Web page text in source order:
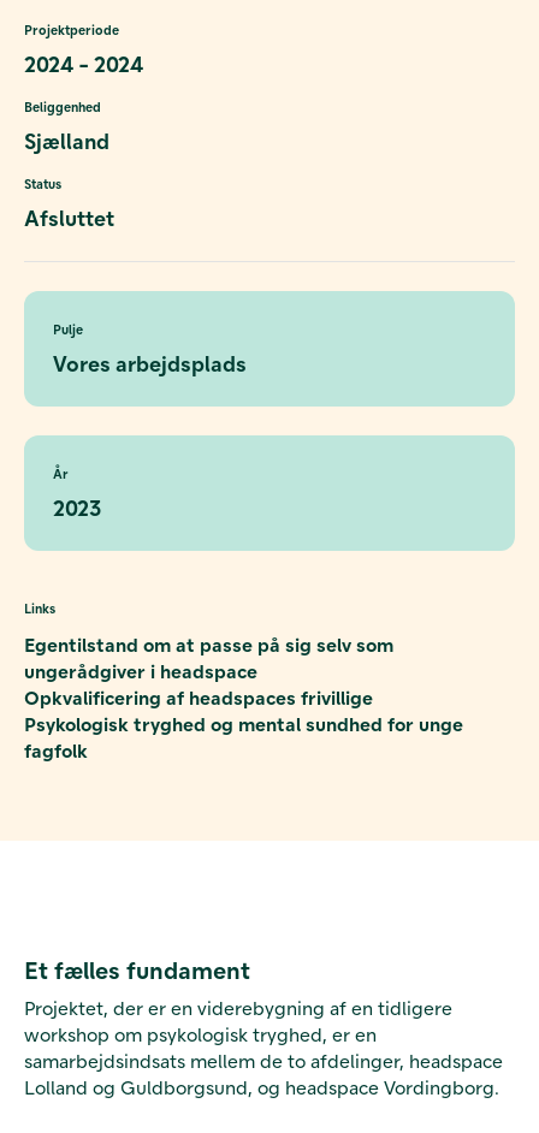
Projektperiode
2024 - 2024
Beliggenhed
Sjælland
Status
Afsluttet
Pulje
Vores arbejdsplads
År
2023
Links
Egentilstand om at passe på sig selv som
ungerådgiver i headspace
Opkvalificering af headspaces frivillige
Psykologisk tryghed og mental sundhed for unge
fagfolk
Et fælles fundament
Projektet, der er en viderebygning af en tidligere
workshop om psykologisk tryghed, er en
samarbejdsindsats mellem de to afdelinger, headspace
Lolland og Guldborgsund, og headspace Vordingborg.